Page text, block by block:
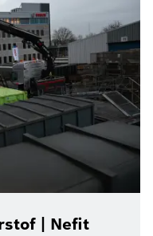
| Nefit